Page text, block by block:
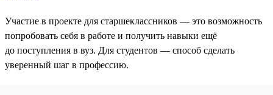
Участие в проекте для старшеклассников — это возможность
попробовать себя в работе и получить навыки ещё
до поступления в вуз. Для студентов — способ сделать
уверенный шаг в профессию.